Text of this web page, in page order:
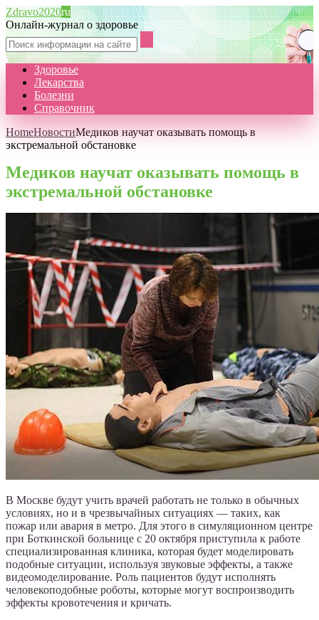
Zdravo2020ru
Онлайн-журнал о здоровье
Здоровье
Лекарства
Болезни
Справочник
HomeНовостиМедиков научат оказывать помощь в
экстремальной обстановке
Медиков научат оказывать помощь в
экстремальной обстановке
В Москве будут учить врачей работать не только в обычных
условиях, но и в чрезвычайных ситуациях — таких, как
пожар или авария в метро. Для этого в симуляционном центре
при Боткинской больнице с 20 октября приступила к работе
специализированная клиника, которая будет моделировать
подобные ситуации, используя звуковые эффекты, а также
видеомоделирование. Роль пациентов будут исполнять
человекоподобные роботы, которые могут воспроизводить
эффекты кровотечения и кричать.